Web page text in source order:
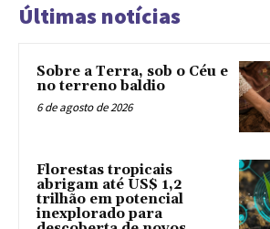
Últimas notícias
Sobre a Terra, sob o Céu e
no terreno baldio
6 de agosto de 2026
Florestas tropicais
abrigam até US$ 1,2
trilhão em potencial
inexplorado para